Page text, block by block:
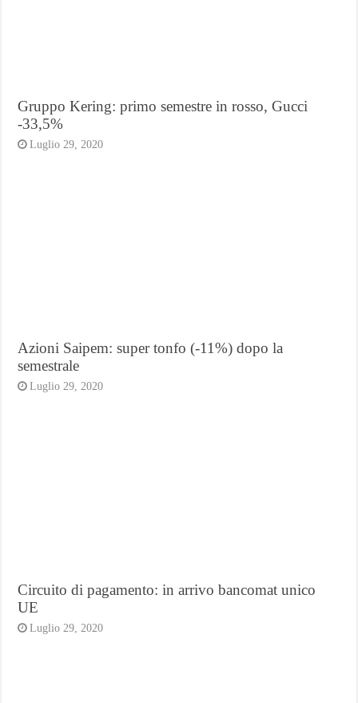
Gruppo Kering: primo semestre in rosso, Gucci
-33,5%
Luglio 29, 2020
Azioni Saipem: super tonfo (-11%) dopo la
semestrale
Luglio 29, 2020
Circuito di pagamento: in arrivo bancomat unico
UE
Luglio 29, 2020